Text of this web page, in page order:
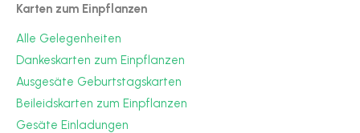
Karten zum Einpflanzen
Alle Gelegenheiten
Dankeskarten zum Einpflanzen
Ausgesäte Geburtstagskarten
Beileidskarten zum Einpflanzen
Gesäte Einladungen